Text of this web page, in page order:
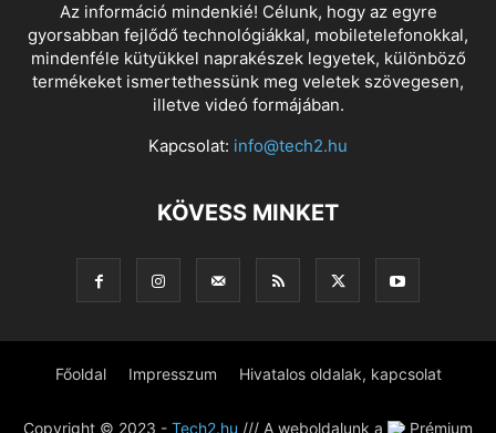
Az információ mindenkié! Célunk, hogy az egyre
gyorsabban fejlődő technológiákkal, mobiletelefonokkal,
mindenféle kütyükkel naprakészek legyetek, különböző
termékeket ismertethessünk meg veletek szövegesen,
illetve videó formájában.
Kapcsolat: info@tech2.hu
KÖVESS MINKET
Főoldal Impresszum Hivatalos oldalak, kapcsolat
Copyright © 2023 - Tech2.hu /// A weboldalunk a Prémium